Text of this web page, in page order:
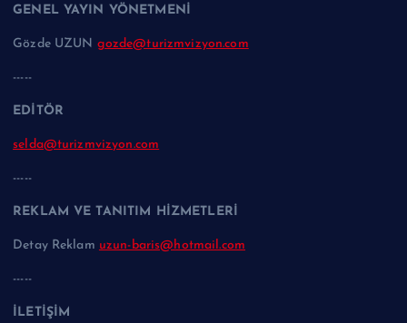
GENEL YAYIN YÖNETMENİ
Gözde UZUN gozde@turizmvizyon.com
-----
EDİTÖR
selda@turizmvizyon.com
-----
REKLAM VE TANITIM HİZMETLERİ
Detay Reklam uzun-baris@hotmail.com
-----
İLETİŞİM